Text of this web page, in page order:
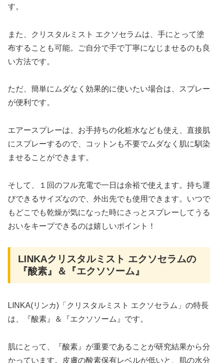
す。
また、クリスタルミスト エクソセラムは、手にとって塗
布することも可能。ご自分で手で丁寧になじませるのも良
い方法です。
ただ、簡単にムダなく効果的に使いたい場合は、スプレー
が便利です。
エアースプレーは、お手持ちの化粧水なども使え、直接肌
にスプレーするので、コットンも不要でムダなく肌に馴染
ませることができます。
そして、１回のフル充電で一日は余裕で使えます。持ち運
びできるサイズなので、外出先でも使用できます。いつで
もどこでも乾燥が気になった時にさっとスプレーしてうる
おいをキープできるのは嬉しいポイント！
LINKAクリスタルミスト エクソセラムの
『酸素』＆『エクソソーム』
LINKA(リンカ)「クリスタルミスト エクソセラム」の特長
は、『酸素』＆『エクソソーム』です。
肌にとって、『酸素』が重要であることが研究結果から分
かっています。皮膚の酸素保有レベルが低いと、肌の水分